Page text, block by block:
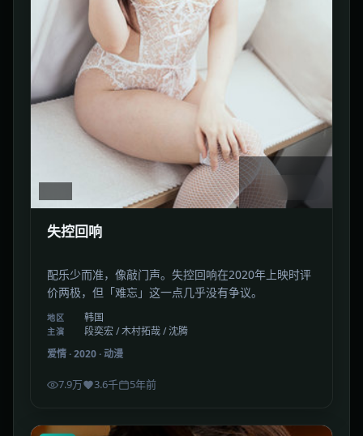
失控回响
配乐少而准，像敲门声。失控回响在2020年上映时评
价两极，但「难忘」这一点几乎没有争议。
地区 韩国
主演
段奕宏 / 木村拓哉 / 沈腾
爱情 ·2020 ·动漫
7.9万 3.6千 5年前